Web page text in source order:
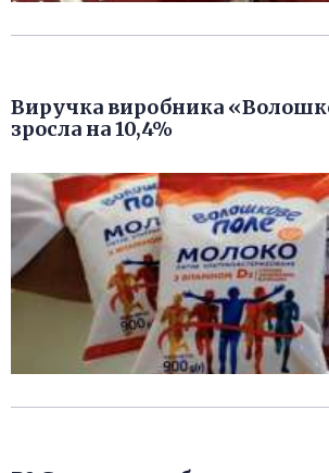
Виручка виробника
зросла на 10,4%